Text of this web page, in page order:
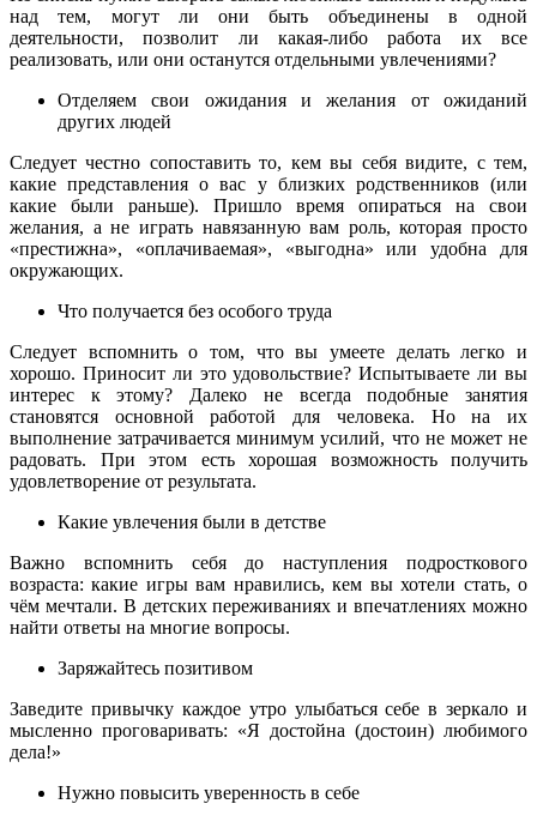
над тем, могут ли они быть объединены в одной
деятельности, позволит ли какая-либо работа их все
реализовать, или они останутся отдельными увлечениями?
Отделяем свои ожидания и желания от ожиданий
других людей
Следует честно сопоставить то, кем вы себя видите, с тем,
какие представления о вас у близких родственников (или
какие были раньше). Пришло время опираться на свои
желания, а не играть навязанную вам роль, которая просто
«престижна», «оплачиваемая», «выгодна» или удобна для
окружающих.
Что получается без особого труда
Следует вспомнить о том, что вы умеете делать легко и
хорошо. Приносит ли это удовольствие? Испытываете ли вы
интерес к этому? Далеко не всегда подобные занятия
становятся основной работой для человека. Но на их
выполнение затрачивается минимум усилий, что не может не
радовать. При этом есть хорошая возможность получить
удовлетворение от результата.
Какие увлечения были в детстве
Важно вспомнить себя до наступления подросткового
возраста: какие игры вам нравились, кем вы хотели стать, о
чём мечтали. В детских переживаниях и впечатлениях можно
найти ответы на многие вопросы.
Заряжайтесь позитивом
Заведите привычку каждое утро улыбаться себе в зеркало и
мысленно проговаривать: «Я достойна (достоин) любимого
дела!»
Нужно повысить уверенность в себе